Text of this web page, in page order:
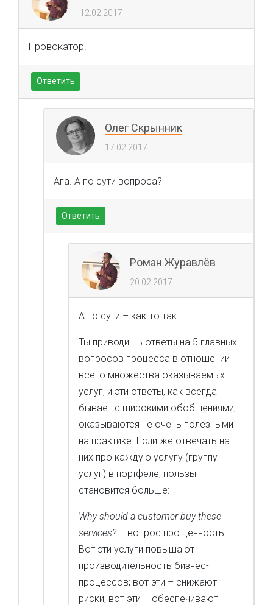
12.02.2017
Провокатор.
Ответить
Олег Скрынник
17.02.2017
Ага. А по сути вопроса?
Ответить
Роман Журавлёв
20.02.2017
А по сути – как-то так:
Ты приводишь ответы на 5 главных
вопросов процесса в отношении
всего множества оказываемых
услуг, и эти ответы, как всегда
бывает с широкими обобщениями,
оказываются не очень полезными
на практике. Если же отвечать на
них про каждую услугу (группу
услуг) в портфеле, пользы
становится больше:
Why should a customer buy these
services? – вопрос про ценность.
Вот эти услуги повышают
производительность бизнес-
процессов; вот эти – снижают
риски; вот эти – обеспечивают